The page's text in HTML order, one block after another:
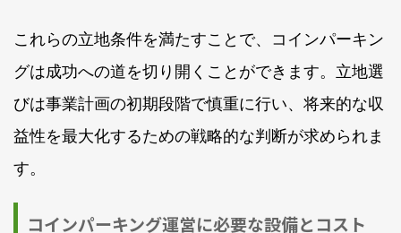
これらの立地条件を満たすことで、コインパーキン
グは成功への道を切り開くことができます。立地選
びは事業計画の初期段階で慎重に行い、将来的な収
益性を最大化するための戦略的な判断が求められま
す。
コインパーキング運営に必要な設備とコスト